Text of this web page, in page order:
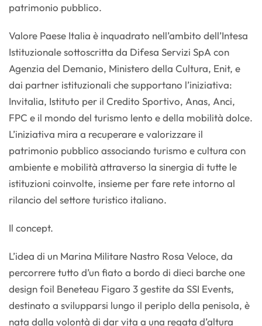
patrimonio pubblico.
Valore Paese Italia è inquadrato nell’ambito dell’Intesa
Istituzionale sottoscritta da Difesa Servizi SpA con
Agenzia del Demanio, Ministero della Cultura, Enit, e
dai partner istituzionali che supportano l’iniziativa:
Invitalia, Istituto per il Credito Sportivo, Anas, Anci,
FPC e il mondo del turismo lento e della mobilità dolce.
L’iniziativa mira a recuperare e valorizzare il
patrimonio pubblico associando turismo e cultura con
ambiente e mobilità attraverso la sinergia di tutte le
istituzioni coinvolte, insieme per fare rete intorno al
rilancio del settore turistico italiano.
Il concept.
L’idea di un Marina Militare Nastro Rosa Veloce, da
percorrere tutto d’un fiato a bordo di dieci barche one
design foil Beneteau Figaro 3 gestite da SSI Events,
destinato a svilupparsi lungo il periplo della penisola, è
nata dalla volontà di dar vita a una regata d’altura